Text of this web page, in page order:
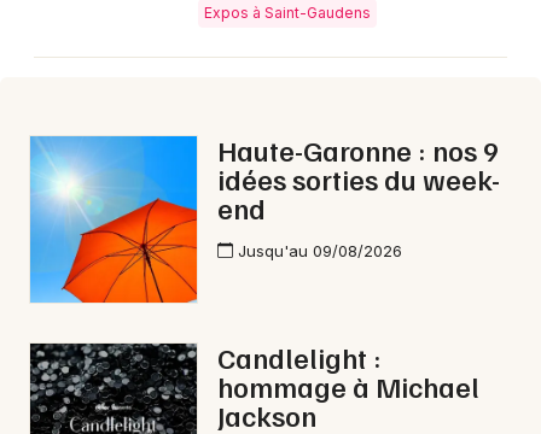
Expos à Saint-Gaudens
Haute-Garonne : nos 9
idées sorties du week-
end
Jusqu'au 09/08/2026
Candlelight :
hommage à Michael
Jackson